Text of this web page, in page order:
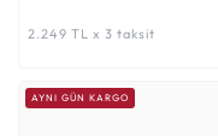
2.249 TL x 3 taksit
AYNI GÜN KARGO